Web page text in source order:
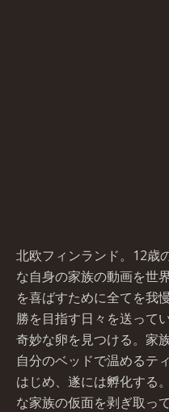
北欧フィンランド。12歳
な自身の家族の動画を世
を喜ばすために全てを我
勝を目指す日々を送って
奇妙な卵を見つける。家
自分のベッドで温めるテ
はじめ、遂には孵化する
な家族の仮面を剥ぎ取っ